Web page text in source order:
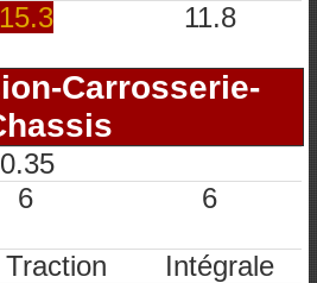
15.3 11.8
Carrosserie-
0.35
6 6
Traction
Intégrale